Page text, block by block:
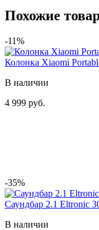
Похожие
-11%
Колонка Xiaomi
В наличии
4 999 руб.
-35%
Саундбар 2.1 Eltronic
В наличии